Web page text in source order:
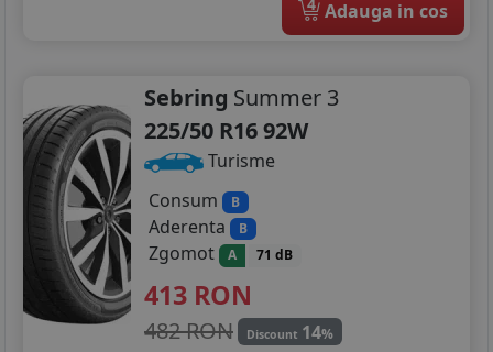
235/50R18
235/55R18
235/60R18
245/40R18
245/45R18
Adauga in cos
Sebring Summer 3
225/50 R16 92W
Turisme
Consum
B
Aderenta B
Zgomot A 71 dB
413 RON
482 RON Discount 14%